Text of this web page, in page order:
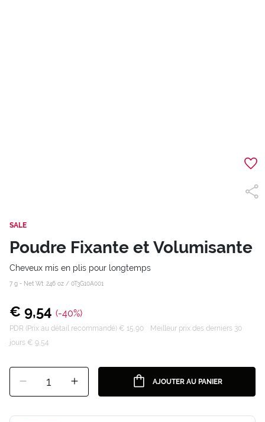
SALE
Poudre Fixante et Volumisante
Cheveux mis en plis pour longtemps
7 g - Net Wt .246 oz / 0T3G10A001
€ 9,54 (-40%)
PDR (Prix au détail recommandé) € 15,90
Meilleur prix des derniers 30
jours € 9,54
1 AJOUTER AU PANIER